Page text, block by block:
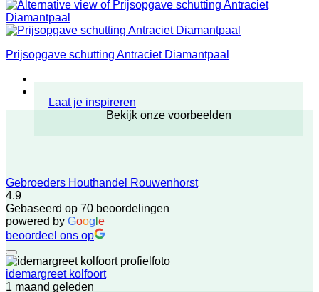
Laat je inspireren
Bekijk onze voorbeelden
Prijsopgave schutting Antraciet Diamantpaal
Gebroeders Houthandel Rouwenhorst
4.9
Gebaseerd op 70 beoordelingen
powered by Goog e
beoordeel ons op
idemargreet kolfoort
1 maand geleden